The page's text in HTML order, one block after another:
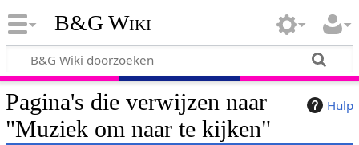
B&G Wiki
Hulp
Pagina's die verwijzen naar
"Muziek om naar te kijken"